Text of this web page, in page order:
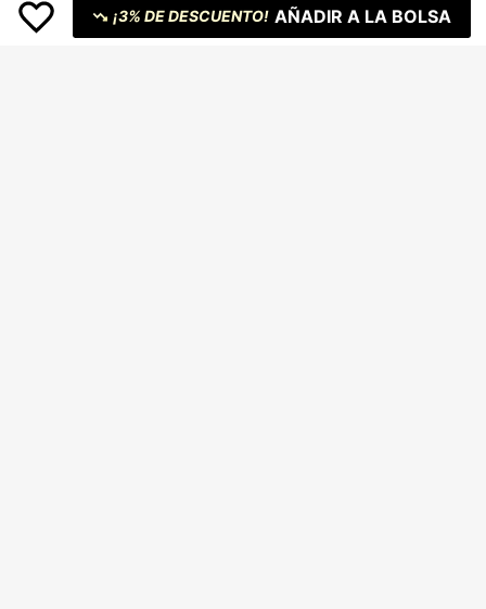
¡3% DE DESCUENTO! AÑADIR A LA BOLSA